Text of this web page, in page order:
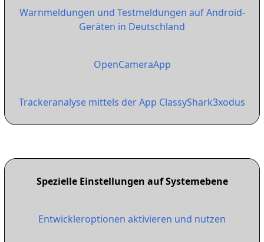
Warnmeldungen und Testmeldungen auf Android-
Geräten in Deutschland
OpenCameraApp
Trackeranalyse mittels der App ClassyShark3xodus
Spezielle Einstellungen auf Systemebene
Entwickleroptionen aktivieren und nutzen